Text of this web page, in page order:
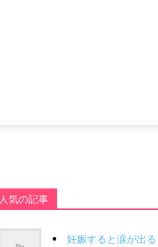
人気の記事
妊娠すると涙が出